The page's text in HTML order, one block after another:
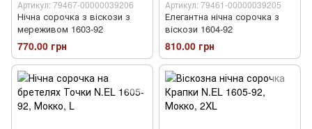
Артикул: 79467-00000039206
Нічна сорочка з віскози з
мереживом 1603-92
770.00 грн
Артикул: 79461-00000039205
Елегантна нічна сорочка з
віскози 1604-92
810.00 грн